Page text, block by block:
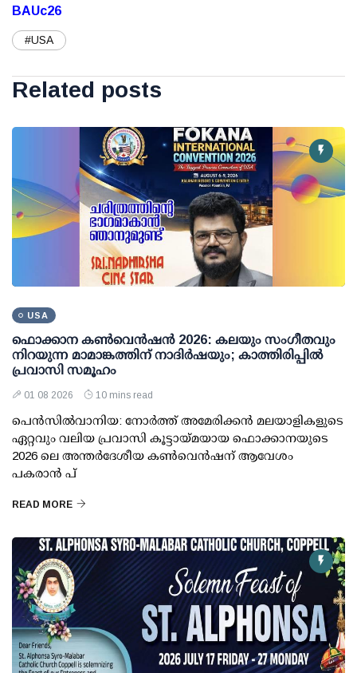
BAUc26
#USA
Related posts
USA
ഫൊക്കാന കണ്‍വെന്‍ഷന്‍ 2026: കലയും സംഗീതവും
നിറയുന്ന മാമാങ്കത്തിന് നാദിര്‍ഷയും; കാത്തിരിപ്പില്‍
പ്രവാസി സമൂഹം
01 08 2026 10 mins read
പെന്‍സില്‍വാനിയ: നോര്‍ത്ത് അമേരിക്കന്‍ മലയാളികളുടെ
ഏറ്റവും വലിയ പ്രവാസി കൂട്ടായ്മയായ ഫൊക്കാനയുടെ
2026 ലെ അന്തര്‍ദേശീയ കണ്‍വെന്‍ഷന് ആവേശം
പകരാന്‍ പ്
READ MORE